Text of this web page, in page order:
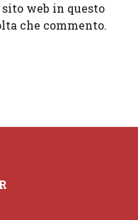
web in questo
che commento.